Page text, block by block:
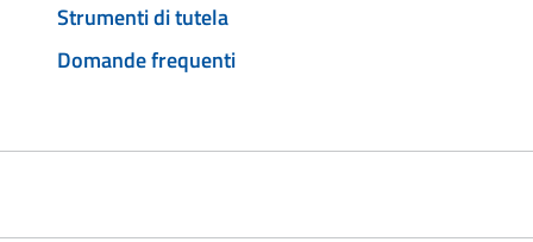
Strumenti di tutela
Domande frequenti